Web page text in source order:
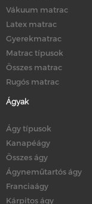
Vákuum matrac
Latex matrac
Gyerekmatrac
Matrac típusok
Összes matrac
Rugós matrac
Ágyak
Ágy típusok
Kanapéágy
Összes ágy
Ágyneműtartós ágy
Franciaágy
Kárpitos ágy